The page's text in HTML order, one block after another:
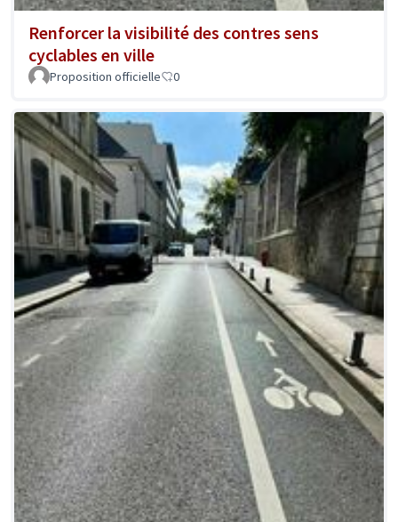
Renforcer la visibilité des contres sens
cyclables en ville
Proposition officielle 0